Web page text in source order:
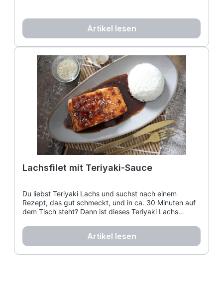
Artikel lesen
Lachsfilet mit Teriyaki-Sauce
Du liebst Teriyaki Lachs und suchst nach einem
Rezept, das gut schmeckt, und in ca. 30 Minuten auf
dem Tisch steht? Dann ist dieses Teriyaki Lachs
zuzubereiten, schnell und super lecker.
Artikel lesen